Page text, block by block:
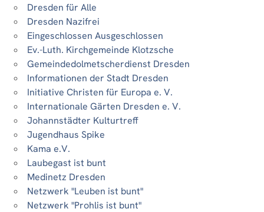
Dresden für Alle
Dresden Nazifrei
Eingeschlossen Ausgeschlossen
Ev.-Luth. Kirchgemeinde Klotzsche
Gemeindedolmetscherdienst Dresden
Informationen der Stadt Dresden
Initiative Christen für Europa e. V.
Internationale Gärten Dresden e. V.
Johannstädter Kulturtreff
Jugendhaus Spike
Kama e.V.
Laubegast ist bunt
Medinetz Dresden
Netzwerk "Leuben ist bunt"
Netzwerk "Prohlis ist bunt"